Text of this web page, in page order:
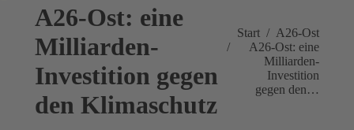
A26-Ost: eine
Milliarden-
Investition gegen
den Klimaschutz
Sie befinden sich hier:
Start
A26-Ost
A26-Ost: eine
Milliarden-
Investition
gegen den…